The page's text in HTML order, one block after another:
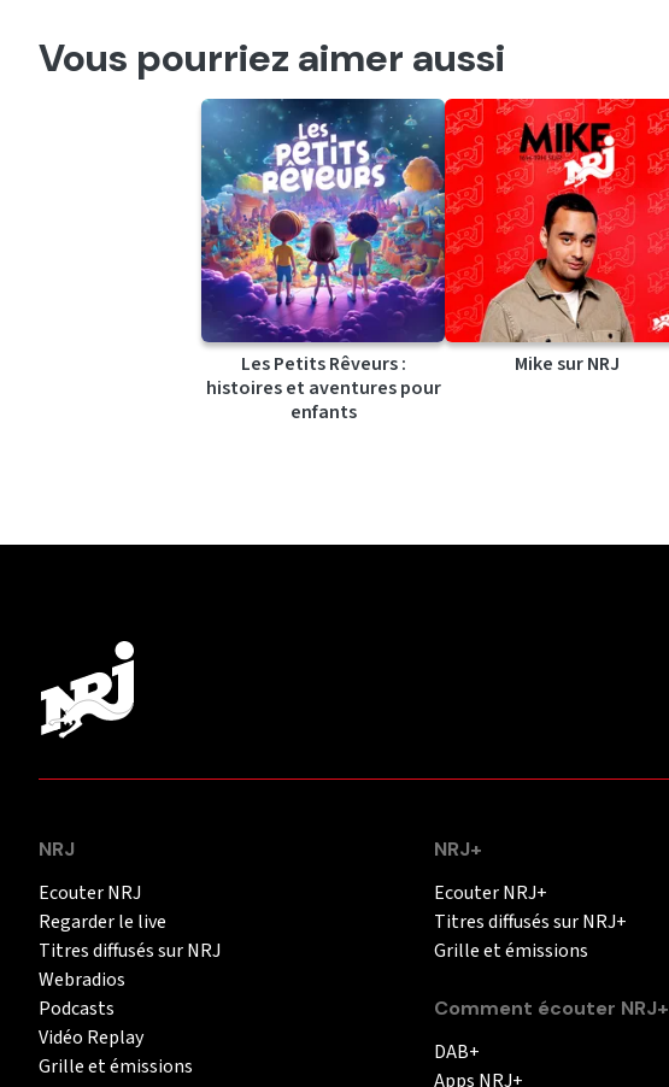
Vous pourriez aimer aussi
Les Petits Rêveurs :
histoires et aventures pour
enfants
Mike sur NRJ
NRJ
Ecouter NRJ
Regarder le live
Titres diffusés sur NRJ
Webradios
Podcasts
Vidéo Replay
Grille et émissions
NRJ+
Ecouter NRJ+
Titres diffusés sur NRJ+
Grille et émissions
Comment écouter NRJ+
DAB+
Apps NRJ+